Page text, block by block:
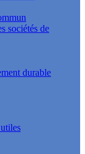
sociétés de
durable